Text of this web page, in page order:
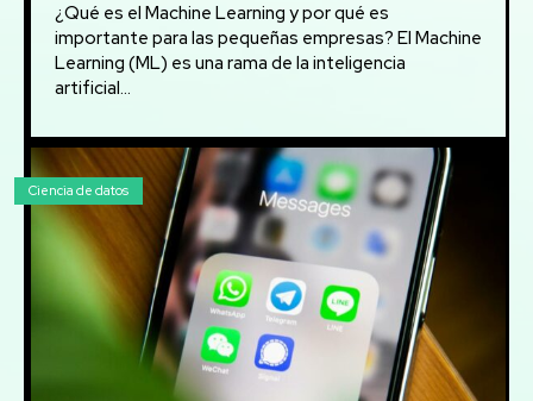
¿Qué es el Machine Learning y por qué es
importante para las pequeñas empresas? El Machine
Learning (ML) es una rama de la inteligencia
artificial...
Ciencia de datos